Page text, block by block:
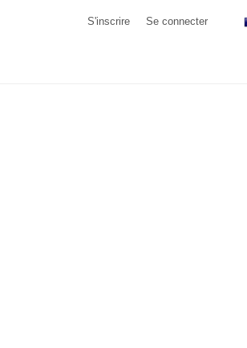
S'inscrire Se connecter